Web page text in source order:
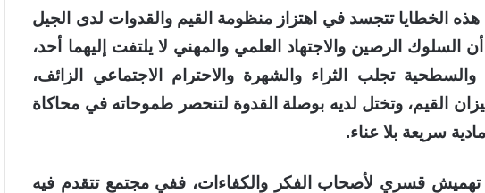
هذه الخطايا تتجسد في اهتزاز منظومة القيم والقدوات لدى الجيل
السلوك الرصين والاجتهاد العلمي والمهني لا يلتفت إليهما أحد،
والسطحية تجلب الثراء والشهرة والاحترام الاجتماعي الزائف،
القيم، وتختل لديه بوصلة القدوة لتنحصر طموحاته في محاكاة
سريعة بلا عناء.
تهميش قسري لأصحاب الفكر والكفاءات، ففي مجتمع تتقدم فيه